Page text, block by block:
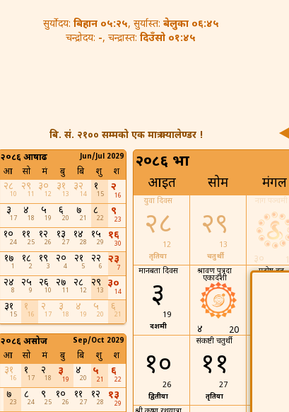
सुर्योदय: बिहान ०५:२५, सुर्यास्त: बेलुका ०६:४५
चन्द्रोदय: -, चन्द्रास्त: दिउँसो ०१:४५
बि. सं. २१०० सम्मको एक मात्र क्यालेण्डर !
२०८६ आषाढ Jun/Jul 2029
आ सो मं बु बि शु श
२८
10
२९
11
३०
12
३१
13
३२
14
१
15
२
16
३
17
४
18
५
19
६
20
७
21
८
22
९
23
१०
24
११
25
१२
26
१३
27
१४
28
१५
29
१६
30
१७
1
१८
2
१९
3
२०
4
२१
5
२२
6
२३
7
२४
8
२५
9
२६
10
२७
11
२८
12
२९
13
३०
14
३१
15
१
16
२
17
३
18
४
19
५
20
६
21
२०८६ असोज Sep/Oct 2029
आ सो मं बु बि शु श
३१
16
१
17
२
18
३
19
४
20
५
21
६
22
७
23
८
24
९
25
१०
26
११
27
१२
28
१३
29
२०८६ भाद्र
आइत सोम मंगल
युवा दिवस
२८
12
तृतिया
२९
13
चतुर्थी
नाग पञ्चमी
३०
मानबता दिवस
३
19
दशमी
श्रावण पुत्रदा
एकादशी
४ 20
प्रदोष व्रत
१०
26
द्वितीया
संकष्टी चतुर्थी
११
27
तृतिया